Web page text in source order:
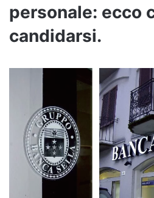
personale: ecco
candidarsi.